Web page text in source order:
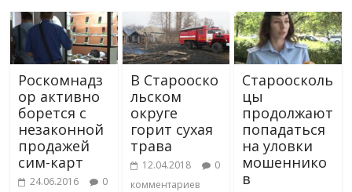
Роскомнадз
ор активно
борется с
незаконной
продажей
сим-карт
24.06.2016 0
В Старооско
льском
округе
горит сухая
трава
12.04.2018
0
комментариев
Староосколь
цы
продолжают
попадаться
на уловки
мошеннико
в